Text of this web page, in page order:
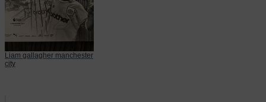
Liam gallagher manchester
city